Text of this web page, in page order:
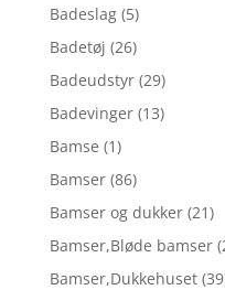
Badeslag (5)
Badetøj (26)
Badeudstyr (29)
Badevinger (13)
Bamse (1)
Bamser (86)
Bamser og dukker (21)
Bamser,Bløde bamser
Bamser,Dukkehuset